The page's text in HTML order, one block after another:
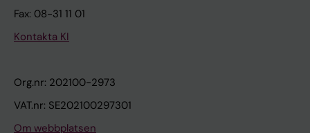
Fax: 08-31 11 01
Kontakta KI
Org.nr: 202100-2973
VAT.nr: SE202100297301
Om webbplatsen